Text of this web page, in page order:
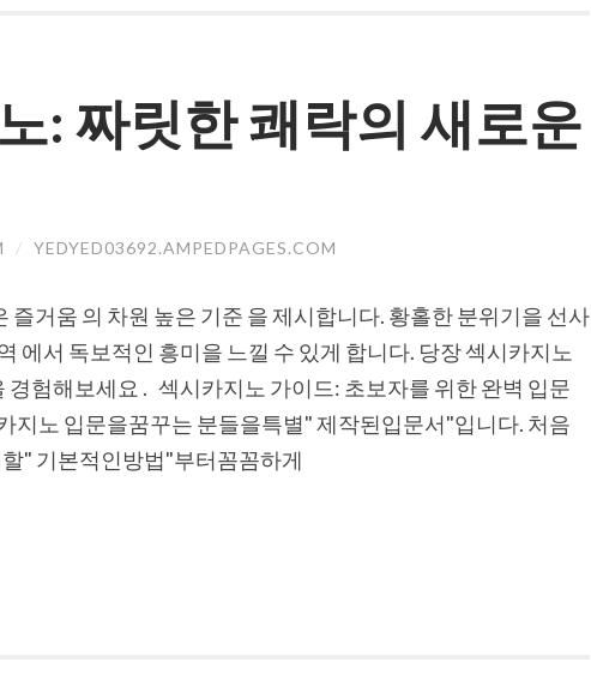
: 짜릿한 쾌락의 새로운
/ YEDYED03692.AMPEDPAGES.COM
즐거움 의 차원 높은 기준 을 제시합니다. 황홀한 분위기을 선사
에서 독보적인 흥미을 느낄 수 있게 합니다. 당장 섹시카지노
경험해보세요 . 섹시카지노 가이드: 초보자를 위한 완벽 입문
노 입문을꿈꾸는 분들을특별" 제작된입문서"입니다. 처음
" 기본적인방법"부터꼼꼼하게